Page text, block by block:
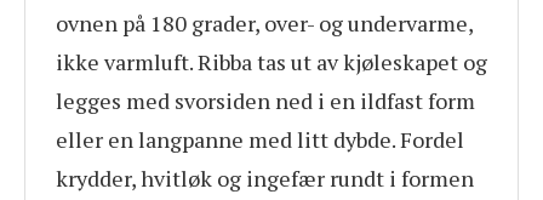
ovnen på 180 grader, over- og undervarme,
ikke varmluft. Ribba tas ut av kjøleskapet og
legges med svorsiden ned i en ildfast form
eller en langpanne med litt dybde. Fordel
krydder, hvitløk og ingefær rundt i formen